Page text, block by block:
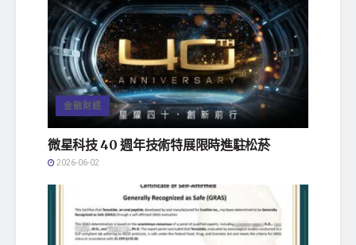
金融財經
微星科技 40 週年技術特展限時進駐松菸
2026-06-02